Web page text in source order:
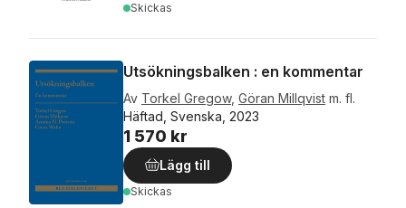
Skickas
Utsökningsbalken : en kommentar
Av Torkel Gregow, Göran Millqvist m. fl.
Häftad, Svenska, 2023
1 570 kr
Lägg till
Skickas